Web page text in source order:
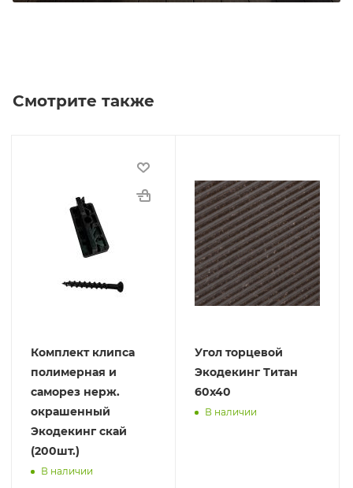
Смотрите также
Комплект клипса
полимерная и
саморез нерж.
окрашенный
Экодекинг скай
(200шт.)
В наличии
Угол торцевой
Экодекинг Титан
60х40
В наличии